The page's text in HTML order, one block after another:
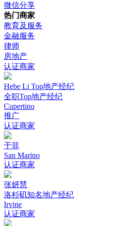
微信分享
热门商家
教育及服务
金融服务
律师
房地产
认证商家
Hebe Li Top地产经纪
全职Top地产经纪
Cupertino
推广
认证商家
于菲
San Marino
认证商家
张妍慧
洛杉矶知名地产经纪
Irvine
认证商家